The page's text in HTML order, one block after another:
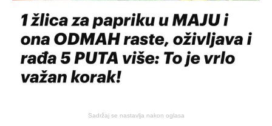
Sadržaj se nastavlja nakon oglasa